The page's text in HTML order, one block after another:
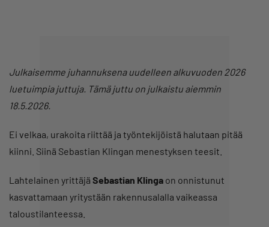
Julkaisemme juhannuksena uudelleen alkuvuoden 2026
luetuimpia juttuja. Tämä juttu on julkaistu aiemmin
18.5.2026.
Ei velkaa, urakoita riittää ja työntekijöistä halutaan pitää
kiinni. Siinä Sebastian Klingan menestyksen teesit.
Lahtelainen yrittäjä Sebastian Klinga on onnistunut
kasvattamaan yritystään rakennusalalla vaikeassa
taloustilanteessa.